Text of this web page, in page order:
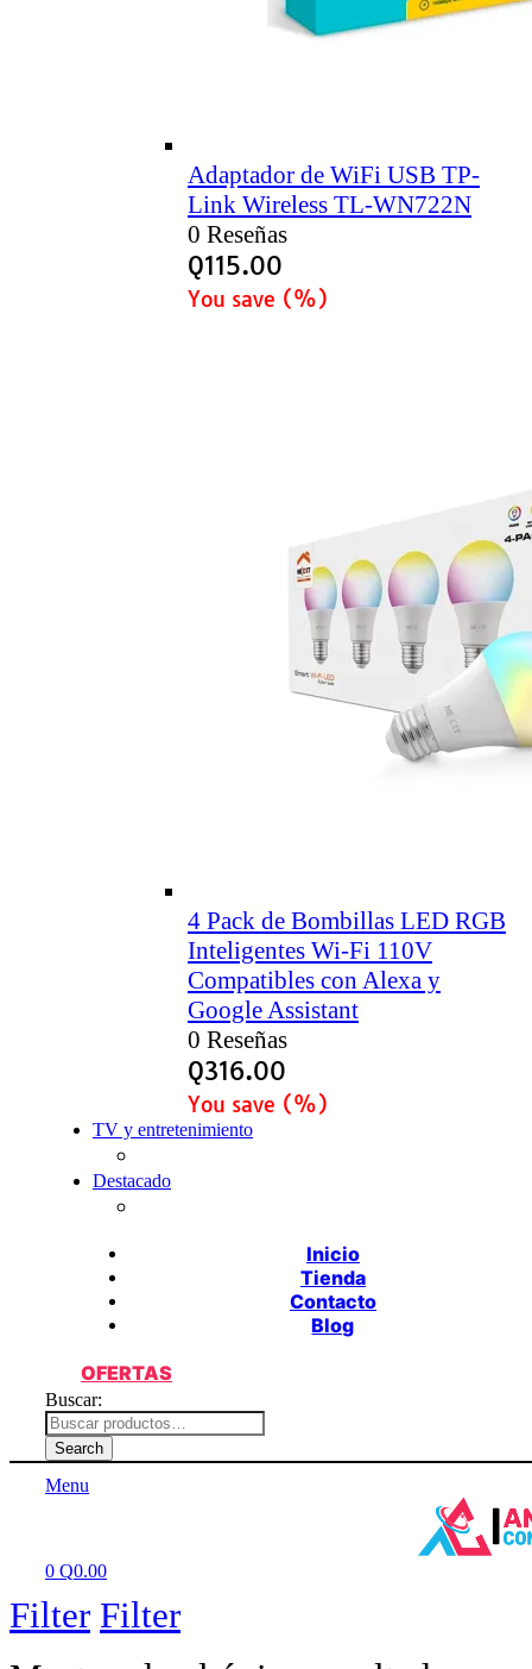
Adaptador de WiFi USB TP-
Link Wireless TL-WN722N
0 Reseñas
Q115.00
You save (%)
4 Pack de Bombillas LED RGB
Inteligentes Wi-Fi 110V
Compatibles con Alexa y
Google Assistant
0 Reseñas
Q316.00
You save (%)
TV y entretenimiento
Destacado
Inicio
Tienda
Contacto
Blog
OFERTAS
Buscar:
Search
Menu
0 Q0.00
Filter Filter